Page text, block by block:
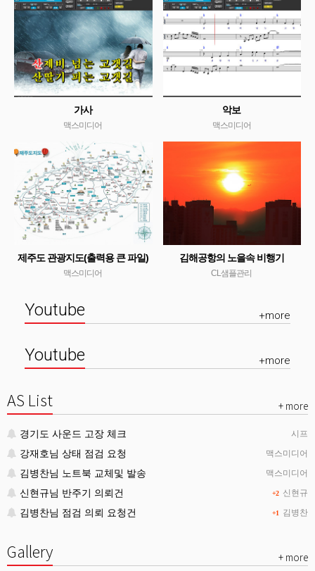
가사
맥스미디어
악보
맥스미디어
제주도 관광지도(출력용 큰 파일)
맥스미디어
김해공항의 노을속 비행기
CL샘플관리
+more
Youtube
+more
Youtube
+ more
AS List
시프
경기도 사운드 고장 체크
맥스미디어
강재호님 상태 점검 요청
맥스미디어
김병찬님 노트북 교체및 발송
+2 신현규
신현규님 반주기 의뢰건
+1 김병찬
김병찬님 점검 의뢰 요청건
+ more
Gallery